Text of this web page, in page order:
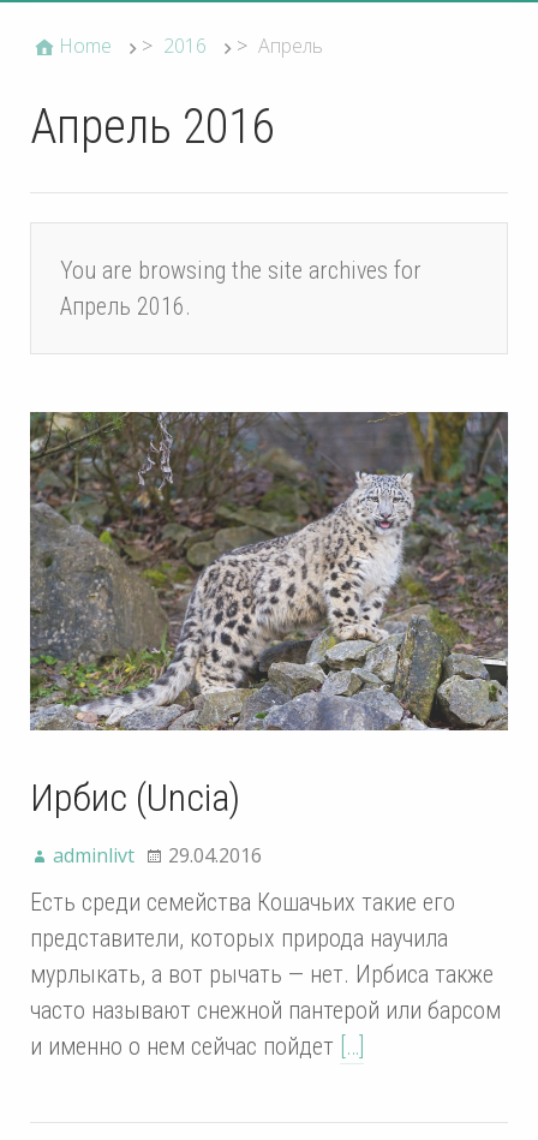
Home > 2016 > Апрель
Апрель 2016
You are browsing the site archives for
Апрель 2016.
Ирбис (Uncia)
adminlivt 29.04.2016
Есть среди семейства Кошачьих такие его
представители, которых природа научила
мурлыкать, а вот рычать — нет. Ирбиса также
часто называют снежной пантерой или барсом
и именно о нем сейчас пойдет […]